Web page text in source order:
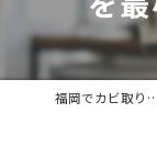
福岡でカビ取りならカビバスターズ福岡